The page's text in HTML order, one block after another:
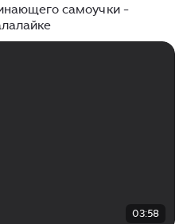
самоучки -
03:58